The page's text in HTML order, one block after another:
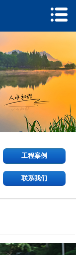
工程案例
联系我们